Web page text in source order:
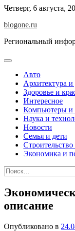
Перейти
содержимому
Четверг, 6 августа,
blogone.ru
Региональный
Авто
Архитектура и
Здоровье и
Интересное
Компьютеры и
Наука и
Новости
Семья и дети
Экономика и
Найти:
описание
Опубликовано в